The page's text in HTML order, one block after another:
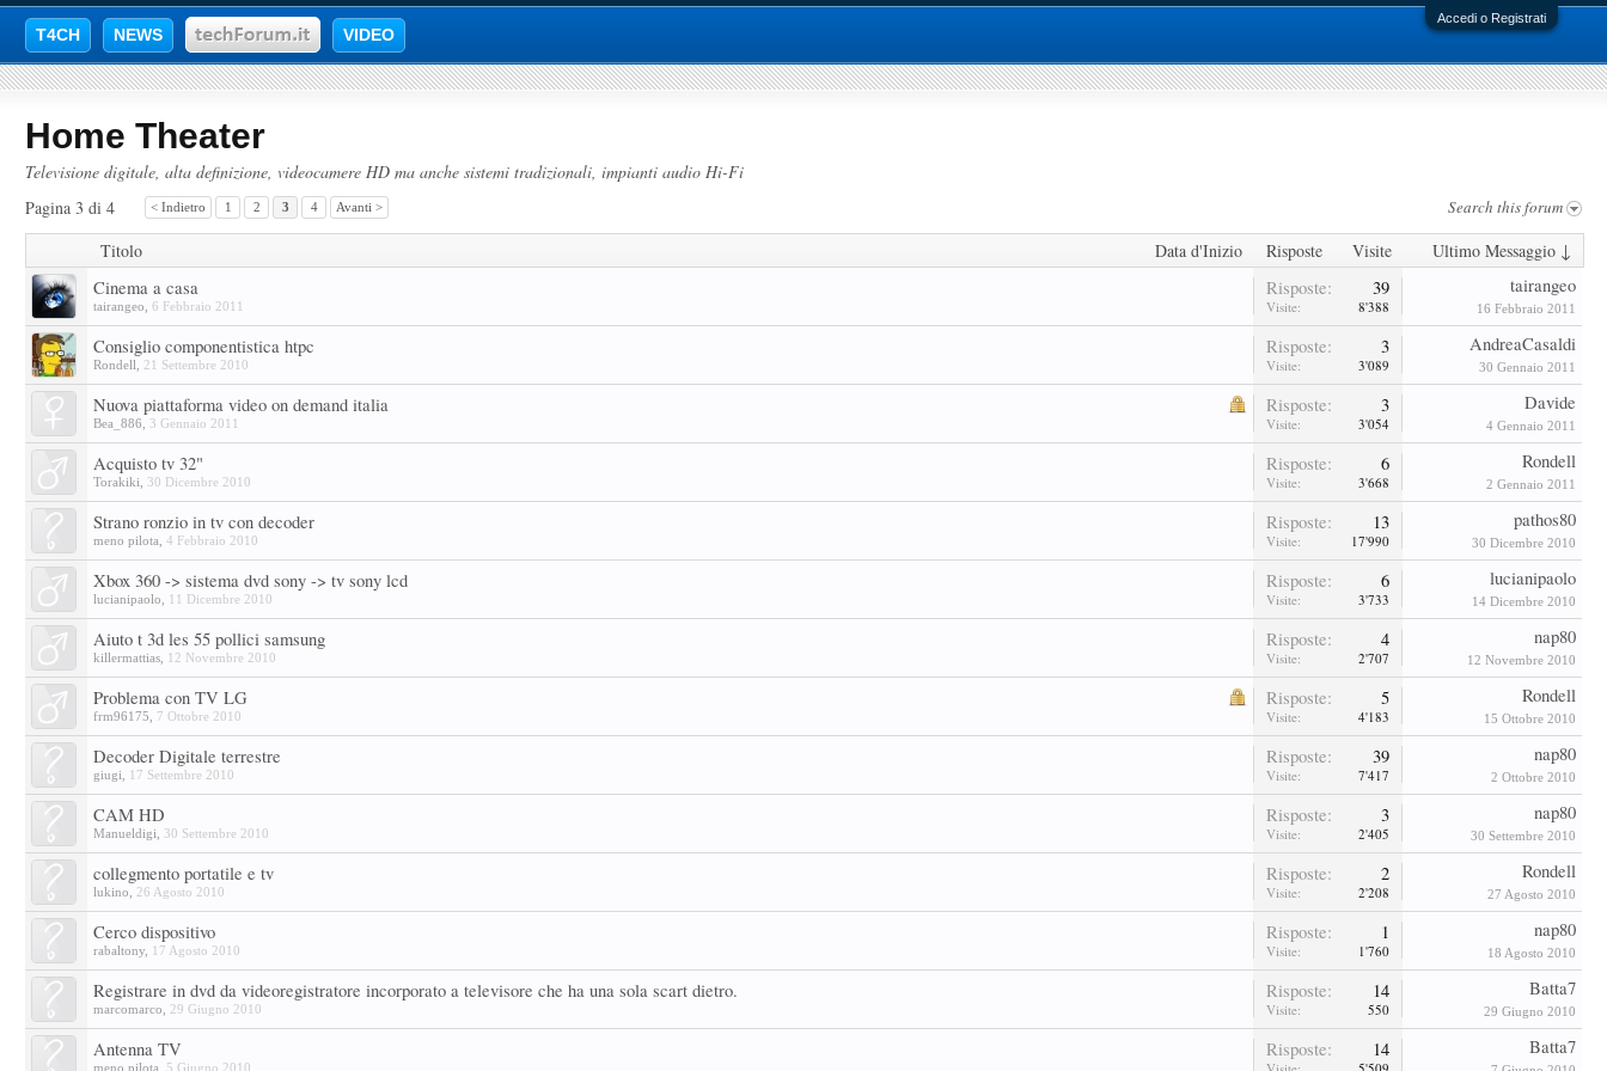
Accedi o Registrati
T4CH NEWS VIDEO
Home Theater
Televisione digitale, alta definizione, videocamere HD ma anche sistemi tradizionali, impianti audio Hi-Fi
Search this forum
Pagina 3 di 4 < Indietro 1 2 3 4 Avanti >
Titolo Data d'Inizio Risposte Visite
Ultimo Messaggio ↓
Cinema a casa
tairangeo 6 Febbraio 2011
Risposte: 39
Visite: 8'388
tairangeo
16 Febbraio 2011
Consiglio componentistica htpc
Rondell 21 Settembre 2010
Risposte: 3
Visite: 3'089
AndreaCasaldi
30 Gennaio 2011
Nuova piattaforma video on demand italia
Bea_886 3 Gennaio 2011
Risposte: 3
Visite: 3'054
Davide
4 Gennaio 2011
Acquisto tv 32"
Torakiki 30 Dicembre 2010
Risposte: 6
Visite: 3'668
Rondell
2 Gennaio 2011
Strano ronzio in tv con decoder
meno pilota 4 Febbraio 2010
Risposte: 13
Visite: 17'990
pathos80
30 Dicembre 2010
Xbox 360 -> sistema dvd sony -> tv sony lcd
lucianipaolo 11 Dicembre 2010
Risposte: 6
Visite: 3'733
lucianipaolo
14 Dicembre 2010
Aiuto t 3d les 55 pollici samsung
killermattias 12 Novembre 2010
Risposte: 4
Visite: 2'707
nap80
12 Novembre 2010
Problema con TV LG
frm96175 7 Ottobre 2010
Risposte: 5
Visite: 4'183
Rondell
15 Ottobre 2010
Decoder Digitale terrestre
giugi 17 Settembre 2010
Risposte: 39
Visite: 7'417
nap80
2 Ottobre 2010
CAM HD
Manueldigi 30 Settembre 2010
Risposte: 3
Visite: 2'405
nap80
30 Settembre 2010
collegmento portatile e tv
lukino 26 Agosto 2010
Risposte: 2
Visite: 2'208
Rondell
27 Agosto 2010
Cerco dispositivo
rabaltony 17 Agosto 2010
Risposte: 1
Visite: 1'760
nap80
18 Agosto 2010
Registrare in dvd da videoregistratore incorporato a televisore che ha una sola scart dietro.
marcomarco 29 Giugno 2010
Risposte: 14
Visite: 550
Batta7
29 Giugno 2010
Antenna TV
meno pilota 5 Giugno 2010
Risposte: 14 Batta7